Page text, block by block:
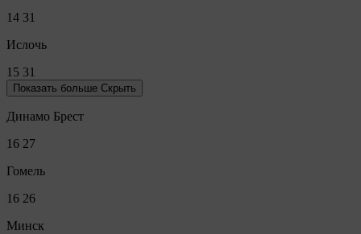
14 31
Ислочь
15 31
Показать больше Скрыть
Динамо Брест
16 27
Гомель
16 26
Минск